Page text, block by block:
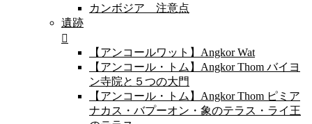
カンボジア 注意点
遺跡
【アンコールワット】Angkor Wat
【アンコール・トム】Angkor Thom バイヨ
ン寺院と５つの大門
【アンコール・トム】Angkor Thom ピミア
ナカス・バプーオン・象のテラス・ライ王